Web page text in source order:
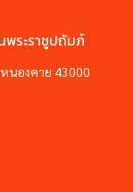
พระราชูปถัมภ์
นองคาย 43000